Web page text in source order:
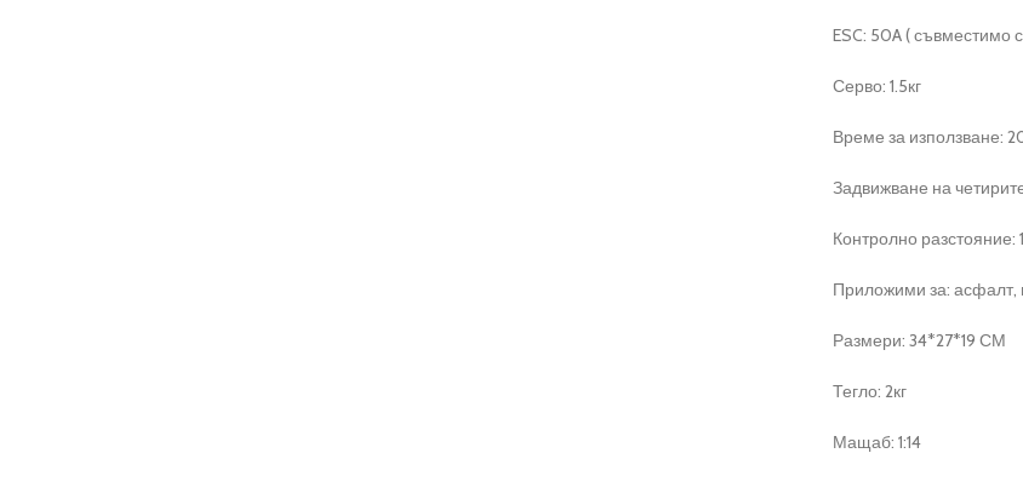
ESC: 50A ( съвместимо
Серво: 1.5кг
Време за използване:
Задвижване на
Контролно разстояние:
Приложими за: асфалт,
Размери: 34*27*19 СМ
Тегло: 2кг
Мащаб: 1:14